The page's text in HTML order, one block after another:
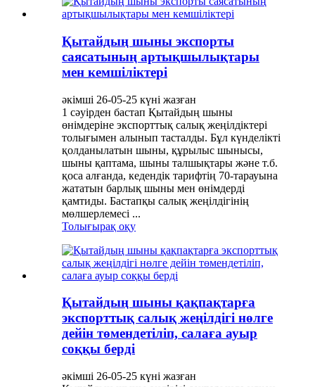
Қытайдың шыны экспорты
саясатының артықшылықтары
мен кемшіліктері
әкімші 26-05-25 күні жазған
1 сәуірден бастап Қытайдың шыны
өнімдеріне экспорттық салық жеңілдіктері
толығымен алынып тасталды. Бұл күнделікті
қолданылатын шыны, құрылыс шынысы,
шыны қаптама, шыны талшықтары және т.б.
қоса алғанда, кедендік тарифтің 70-тарауына
жататын барлық шыны мен өнімдерді
қамтиды. Бастапқы салық жеңілдігінің
мөлшерлемесі ...
Толығырақ оқу
Қытайдың шыны қақпақтарға
экспорттық салық жеңілдігі нөлге
дейін төмендетіліп, салаға ауыр
соққы берді
әкімші 26-05-25 күні жазған